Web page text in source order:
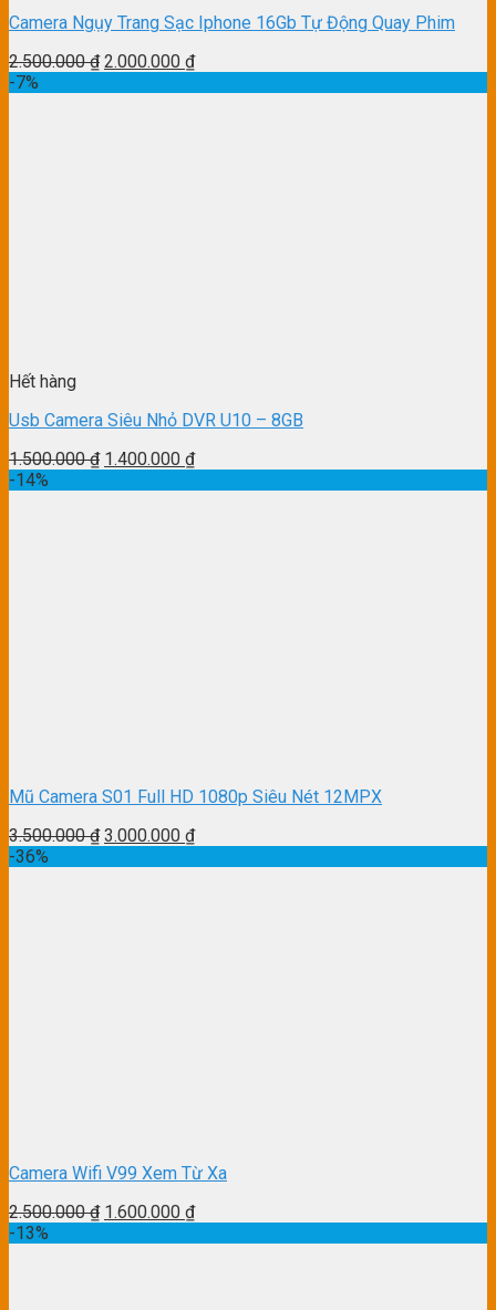
Camera Ngụy Trang Sạc Iphone 16Gb Tự Động Quay Phim
2.500.000₫ 2.000.000 ₫
-7%
Hết hàng
Usb Camera Siêu Nhỏ DVR U10 – 8GB
1.500.000₫ 1.400.000 ₫
-14%
Mũ Camera S01 Full HD 1080p Siêu Nét 12MPX
3.500.000₫ 3.000.000 ₫
-36%
Camera Wifi V99 Xem Từ Xa
2.500.000₫ 1.600.000 ₫
-13%